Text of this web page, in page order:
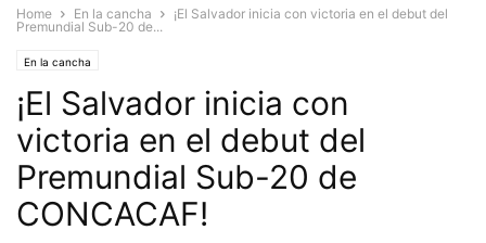
Home En la cancha
¡El Salvador inicia con victoria en el debut del
Premundial Sub-20 de...
En la cancha
¡El Salvador inicia con
victoria en el debut del
Premundial Sub-20 de
CONCACAF!